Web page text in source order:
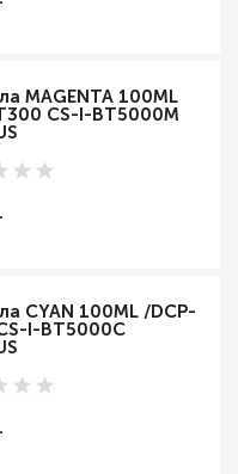
MAGENTA 100ML
CS-I-BT5000M
CYAN 100ML /DCP-
I-BT5000C